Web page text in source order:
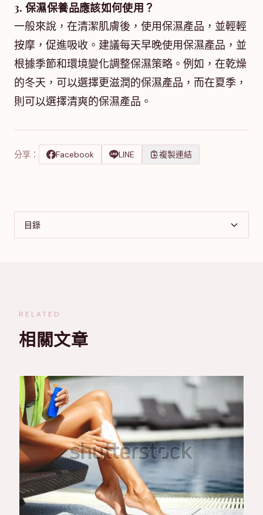
3. 保濕保養品應該如何使用？
一般來說，在清潔肌膚後，使用保濕產品，並輕輕
按摩，促進吸收。建議每天早晚使用保濕產品，並
根據季節和環境變化調整保濕策略。例如，在乾燥
的冬天，可以選擇更滋潤的保濕產品，而在夏季，
則可以選擇清爽的保濕產品。
分享： Facebook LINE 複製連結
目錄
RELATED
相關文章